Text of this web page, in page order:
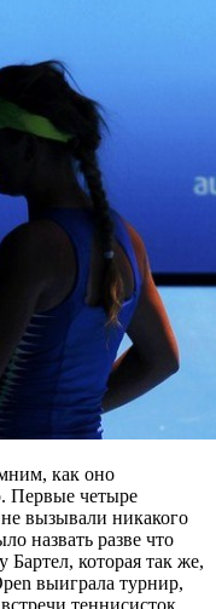
как оно
Первые четыре
вызывали никакого
назвать разве что
которая так же,
выиграла турнир,
теннисисток